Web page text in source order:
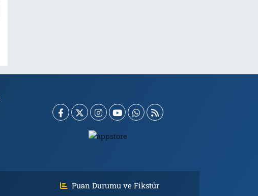
Puan Durumu ve Fikstür